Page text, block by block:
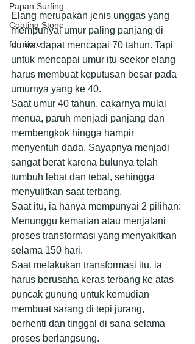
Papan Surfing
Coating Stone
furniture
Elang merupakan jenis unggas yang
mempunyai umur paling panjang di
dunia, dapat mencapai 70 tahun. Tapi
untuk mencapai umur itu seekor elang
harus membuat keputusan besar pada
umurnya yang ke 40.
Saat umur 40 tahun, cakarnya mulai
menua, paruh menjadi panjang dan
membengkok hingga hampir
menyentuh dada. Sayapnya menjadi
sangat berat karena bulunya telah
tumbuh lebat dan tebal, sehingga
menyulitkan saat terbang.
Saat itu, ia hanya mempunyai 2 pilihan:
Menunggu kematian atau menjalani
proses transformasi yang menyakitkan
selama 150 hari.
Saat melakukan transformasi itu, ia
harus berusaha keras terbang ke atas
puncak gunung untuk kemudian
membuat sarang di tepi jurang,
berhenti dan tinggal di sana selama
proses berlangsung.